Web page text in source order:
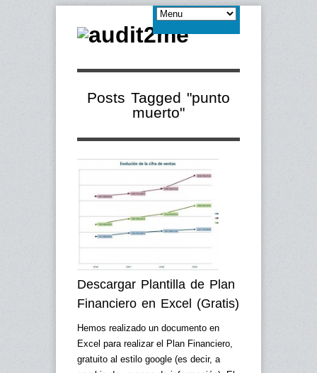
Posts Tagged "punto
muerto"
Descargar Plantilla de Plan
Financiero en Excel (Gratis)
Hemos realizado un documento en
Excel para realizar el Plan Financiero,
gratuito al estilo google (es decir, a